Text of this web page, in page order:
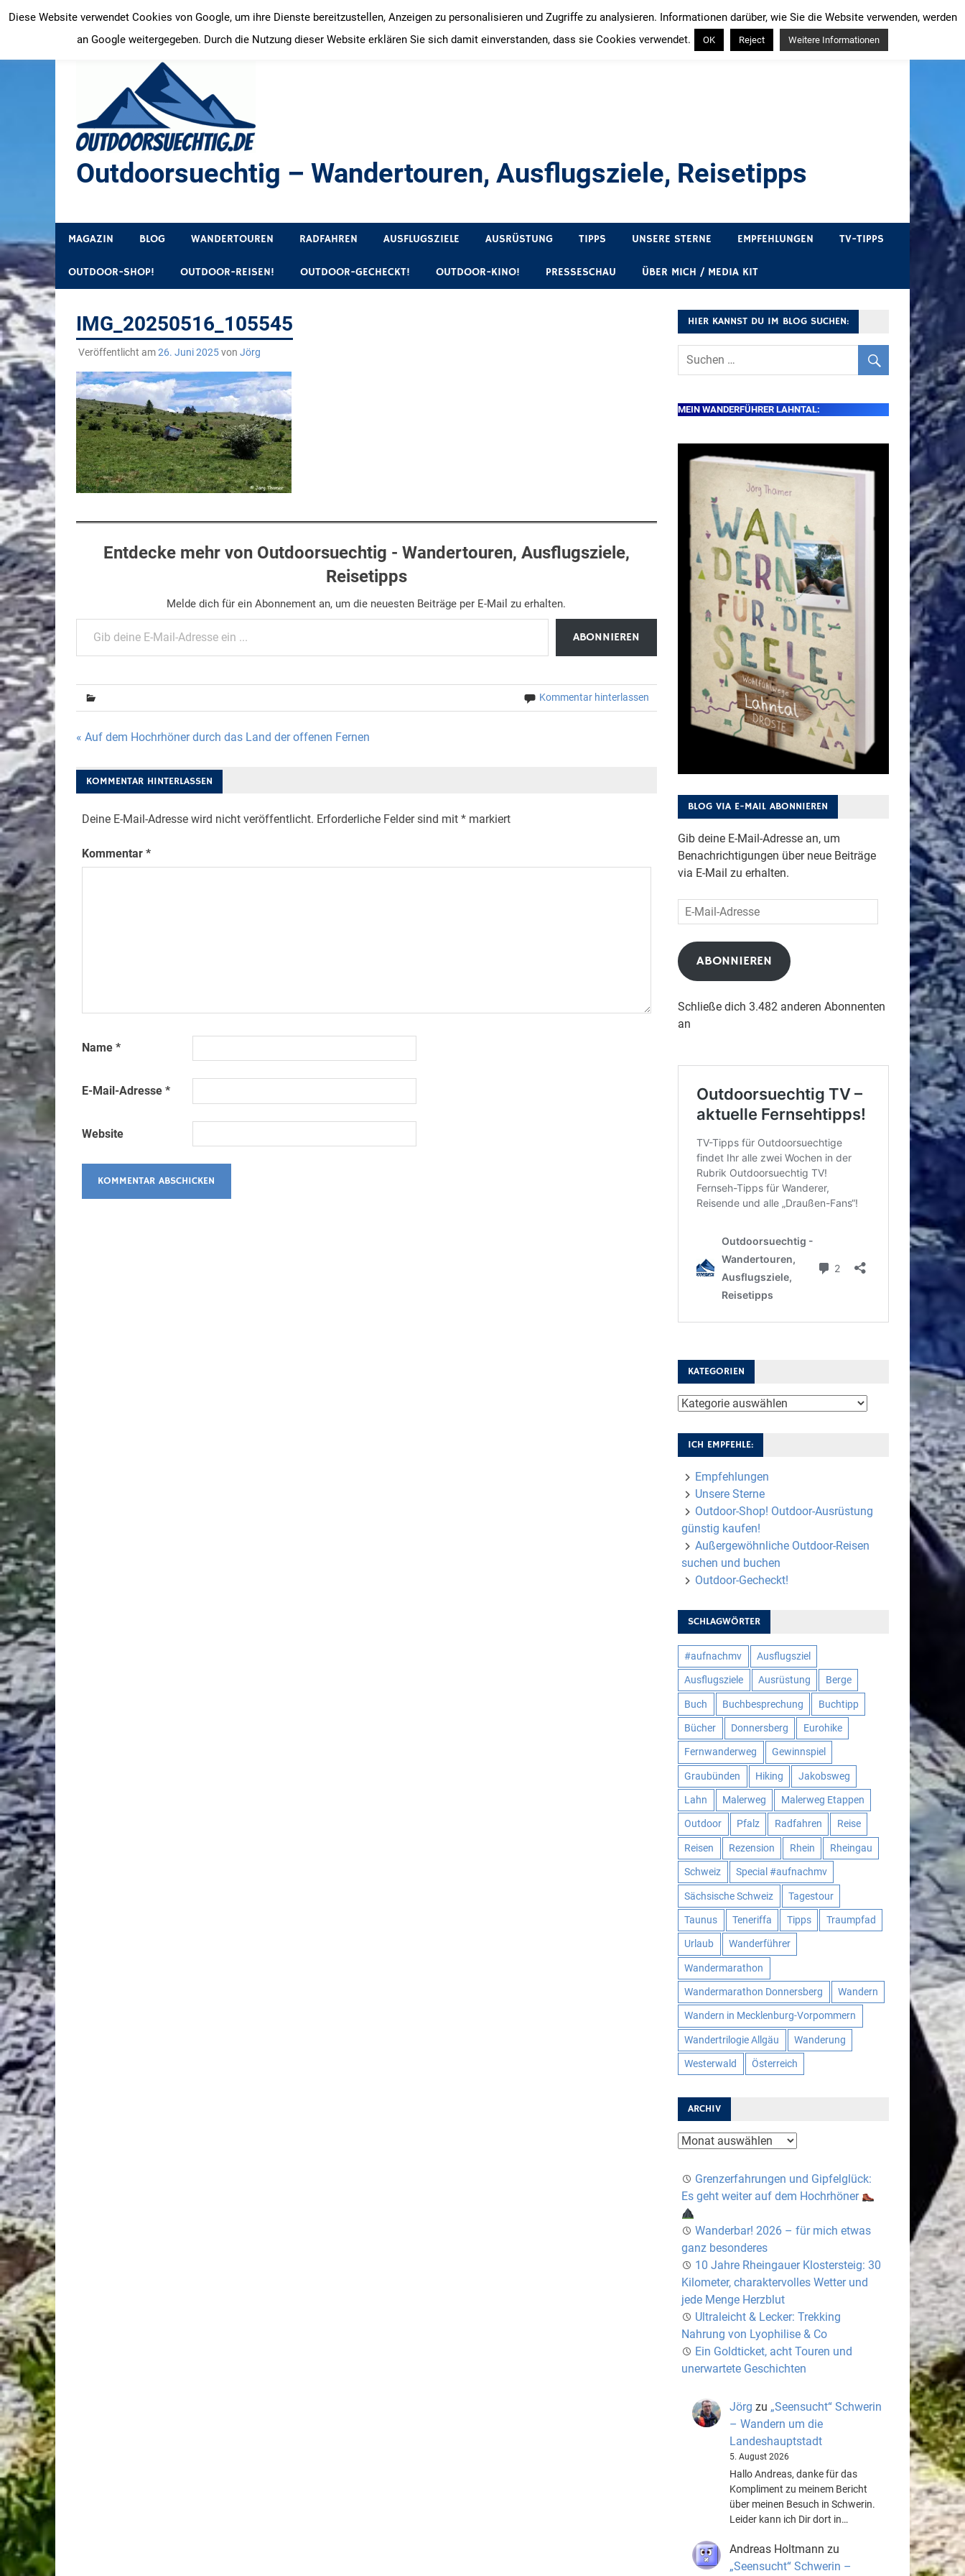
Inhalt
springen
Outdoorsuechtig – Wandertouren, Ausflugsziele, Reisetipps
MAGAZIN BLOG WANDERTOUREN RADFAHREN AUSFLUGSZIELE AUSRÜSTUNG TIPPS UNSERE STERNE EMPFEHLUNGEN TV-TIPPS
OUTDOOR-SHOP! OUTDOOR-REISEN! OUTDOOR-GECHECKT! OUTDOOR-KINO! PRESSESCHAU ÜBER MICH / MEDIA KIT
IMG_20250516_105545
Veröffentlicht am26. Juni 2025von Jörg
Entdecke mehr von Outdoorsuechtig - Wandertouren, Ausflugsziele,
Reisetipps
Melde dich für ein Abonnement an, um die neuesten Beiträge per E-Mail zu erhalten.
Gib deine E-Mail-Adresse ein ...
ABONNIEREN
Kommentar hinterlassen
Beitragsnavigation
« Auf dem Hochrhöner durch das Land der offenen Fernen
KOMMENTAR HINTERLASSEN
Deine E-Mail-Adresse wird nicht veröffentlicht. Erforderliche Felder sind mit *markiert
Kommentar *
Name *
E-Mail-Adresse *
Website
HIER KANNST DU IM BLOG SUCHEN:
MEIN WANDERFÜHRER LAHNTAL:
BLOG VIA E-MAIL ABONNIEREN
Gib deine E-Mail-Adresse an, um
Benachrichtigungen über neue Beiträge
via E-Mail zu erhalten.
E-
Mail-
Adresse
ABONNIEREN
Schließe dich 3.482 anderen Abonnenten
an
KATEGORIEN
Kategorien
ICH EMPFEHLE:
Empfehlungen
Unsere Sterne
Outdoor-Shop! Outdoor-Ausrüstung
günstig kaufen!
Außergewöhnliche Outdoor-Reisen
suchen und buchen
Outdoor-Gecheckt!
SCHLAGWÖRTER
#aufnachmv Ausflugsziel
Ausflugsziele Ausrüstung Berge
Buch Buchbesprechung Buchtipp
Bücher Donnersberg Eurohike
Fernwanderweg Gewinnspiel
Graubünden Hiking Jakobsweg
Lahn Malerweg Malerweg Etappen
Outdoor Pfalz Radfahren Reise
Reisen Rezension Rhein Rheingau
Schweiz Special #aufnachmv
Sächsische Schweiz Tagestour
Taunus Teneriffa Tipps Traumpfad
Urlaub Wanderführer
Wandermarathon
Wandermarathon Donnersberg Wandern
Wandern in Mecklenburg-Vorpommern
Wandertrilogie Allgäu Wanderung
Westerwald Österreich
ARCHIV
Archiv
Grenzerfahrungen und Gipfelglück:
Es geht weiter auf dem Hochrhöner
Wanderbar! 2026 – für mich etwas
ganz besonderes
10 Jahre Rheingauer Klostersteig: 30
Kilometer, charaktervolles Wetter und
jede Menge Herzblut
Ultraleicht & Lecker: Trekking
Nahrung von Lyophilise & Co
Ein Goldticket, acht Touren und
unerwartete Geschichten
Jörg zu „Seensucht“ Schwerin
– Wandern um die
Landeshauptstadt
5. August 2026
Hallo Andreas, danke für das
Kompliment zu meinem Bericht
über meinen Besuch in Schwerin.
Leider kann ich Dir dort in…
Andreas Holtmann zu
„Seensucht“ Schwerin –
Diese Website verwendet Cookies von Google, um ihre Dienste bereitzustellen, Anzeigen zu personalisieren und Zugriffe zu analysieren. Informationen darüber, wie Sie die Website verwenden, werden
an Google weitergegeben. Durch die Nutzung dieser Website erklären Sie sich damit einverstanden, dass sie Cookies verwendet.
OK Reject Weitere Informationen